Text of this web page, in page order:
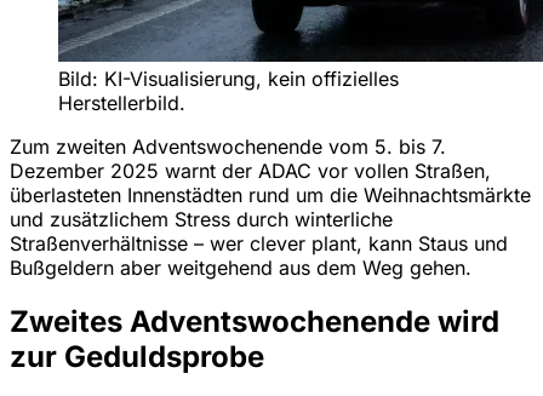
Bild: KI-Visualisierung, kein offizielles
Herstellerbild.
Zum zweiten Adventswochenende vom 5. bis 7.
Dezember 2025 warnt der ADAC vor vollen Straßen,
überlasteten Innenstädten rund um die Weihnachtsmärkte
und zusätzlichem Stress durch winterliche
Straßenverhältnisse – wer clever plant, kann Staus und
Bußgeldern aber weitgehend aus dem Weg gehen.
Zweites Adventswochenende wird
zur Geduldsprobe